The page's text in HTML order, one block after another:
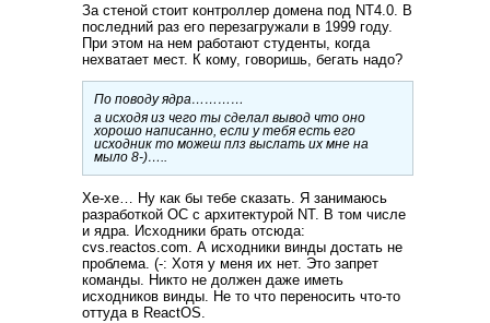
За стеной стоит контроллер домена под NT4.0. В
последний раз его перезагружали в 1999 году.
При этом на нем работают студенты, когда
нехватает мест. К кому, говоришь, бегать надо?
По поводу ядра…………
а исходя из чего ты сделал вывод что оно
хорошо написанно, если у тебя есть его
исходник то можеш плз выслать их мне на
мыло 8-)…..
Хе-хе… Ну как бы тебе сказать. Я занимаюсь
разработкой ОС с архитектурой NT. В том числе
и ядра. Исходники брать отсюда:
cvs.reactos.com. А исходники винды достать не
проблема. (-: Хотя у меня их нет. Это запрет
команды. Никто не должен даже иметь
исходников винды. Не то что переносить что-то
оттуда в ReactOS.